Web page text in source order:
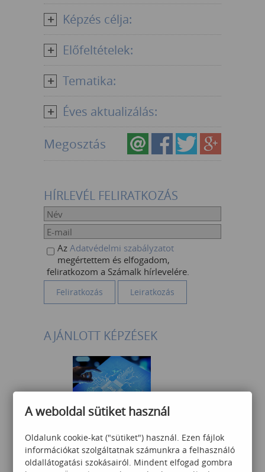
Képzés célja:
Előfeltételek:
Tematika:
Éves aktualizálás:
Megosztás
HÍRLEVÉL FELIRATKOZÁS
Az Adatvédelmi szabályzatot
megértettem és elfogadom,
feliratkozom a Számalk hírlevelére.
AJÁNLOTT KÉPZÉSEK
ismeretek
A weboldal sütiket használ
Oldalunk cookie-kat ("sütiket") használ. Ezen fájlok
információkat szolgáltatnak számunkra a felhasználó
oldallátogatási szokásairól. Mindent elfogad gombra